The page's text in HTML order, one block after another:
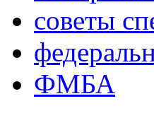
советы
ФМБА